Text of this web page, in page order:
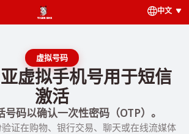
中文
虚拟号码
虚拟手机号用于短信
激活
码以确认一次性密码（OTP）。
证在购物、银行交易、聊天或在线流媒体